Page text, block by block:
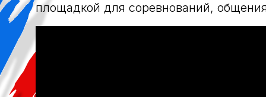
площадкой для соревнований,